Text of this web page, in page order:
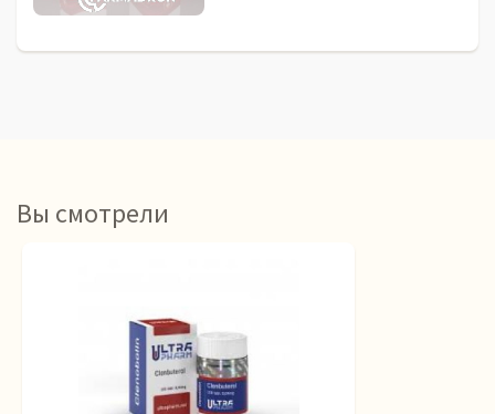
Вы смотрели